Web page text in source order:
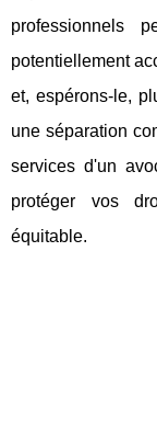
professionnels
potentiellement
et, espérons-le,
une séparation
services d'un
protéger vos
équitable.